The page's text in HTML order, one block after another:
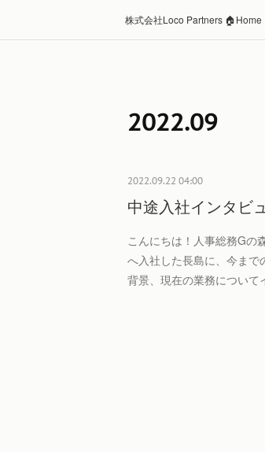
株式会社Loco Partners 🏠Home
2022.09
2022.09.22 04:00
中途入社インタビ
こんにちは！人事総務Gの
へ入社した長島に、今ま
背景、現在の業務について